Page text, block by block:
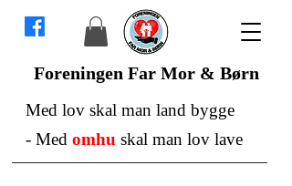
Foreningen Far Mor & Børn
Med lov skal man land bygge
- Med omhu skal man lov lave